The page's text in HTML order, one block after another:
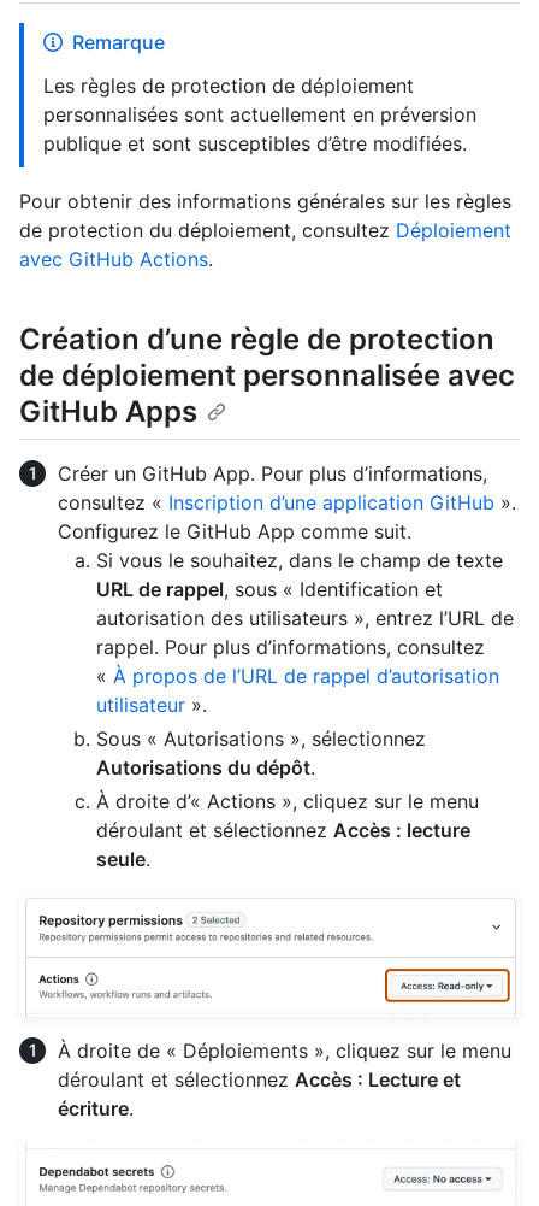
Remarque
Les règles de protection de déploiement
personnalisées sont actuellement en préversion
publique et sont susceptibles d’être modifiées.
Pour obtenir des informations générales sur les règles
de protection du déploiement, consultez Déploiement
avec GitHub Actions.
Création d’une règle de protection
de déploiement personnalisée avec
GitHub Apps
Créer un GitHub App. Pour plus d’informations,
consultez « Inscription d’une application GitHub ».
Configurez le GitHub App comme suit.
Si vous le souhaitez, dans le champ de texte
URL de rappel, sous « Identification et
autorisation des utilisateurs », entrez l’URL de
rappel. Pour plus d’informations, consultez
« À propos de l’URL de rappel d’autorisation
utilisateur ».
Sous « Autorisations », sélectionnez
Autorisations du dépôt.
À droite d’« Actions », cliquez sur le menu
déroulant et sélectionnez Accès : lecture
seule.
À droite de « Déploiements », cliquez sur le menu
déroulant et sélectionnez Accès : Lecture et
écriture.